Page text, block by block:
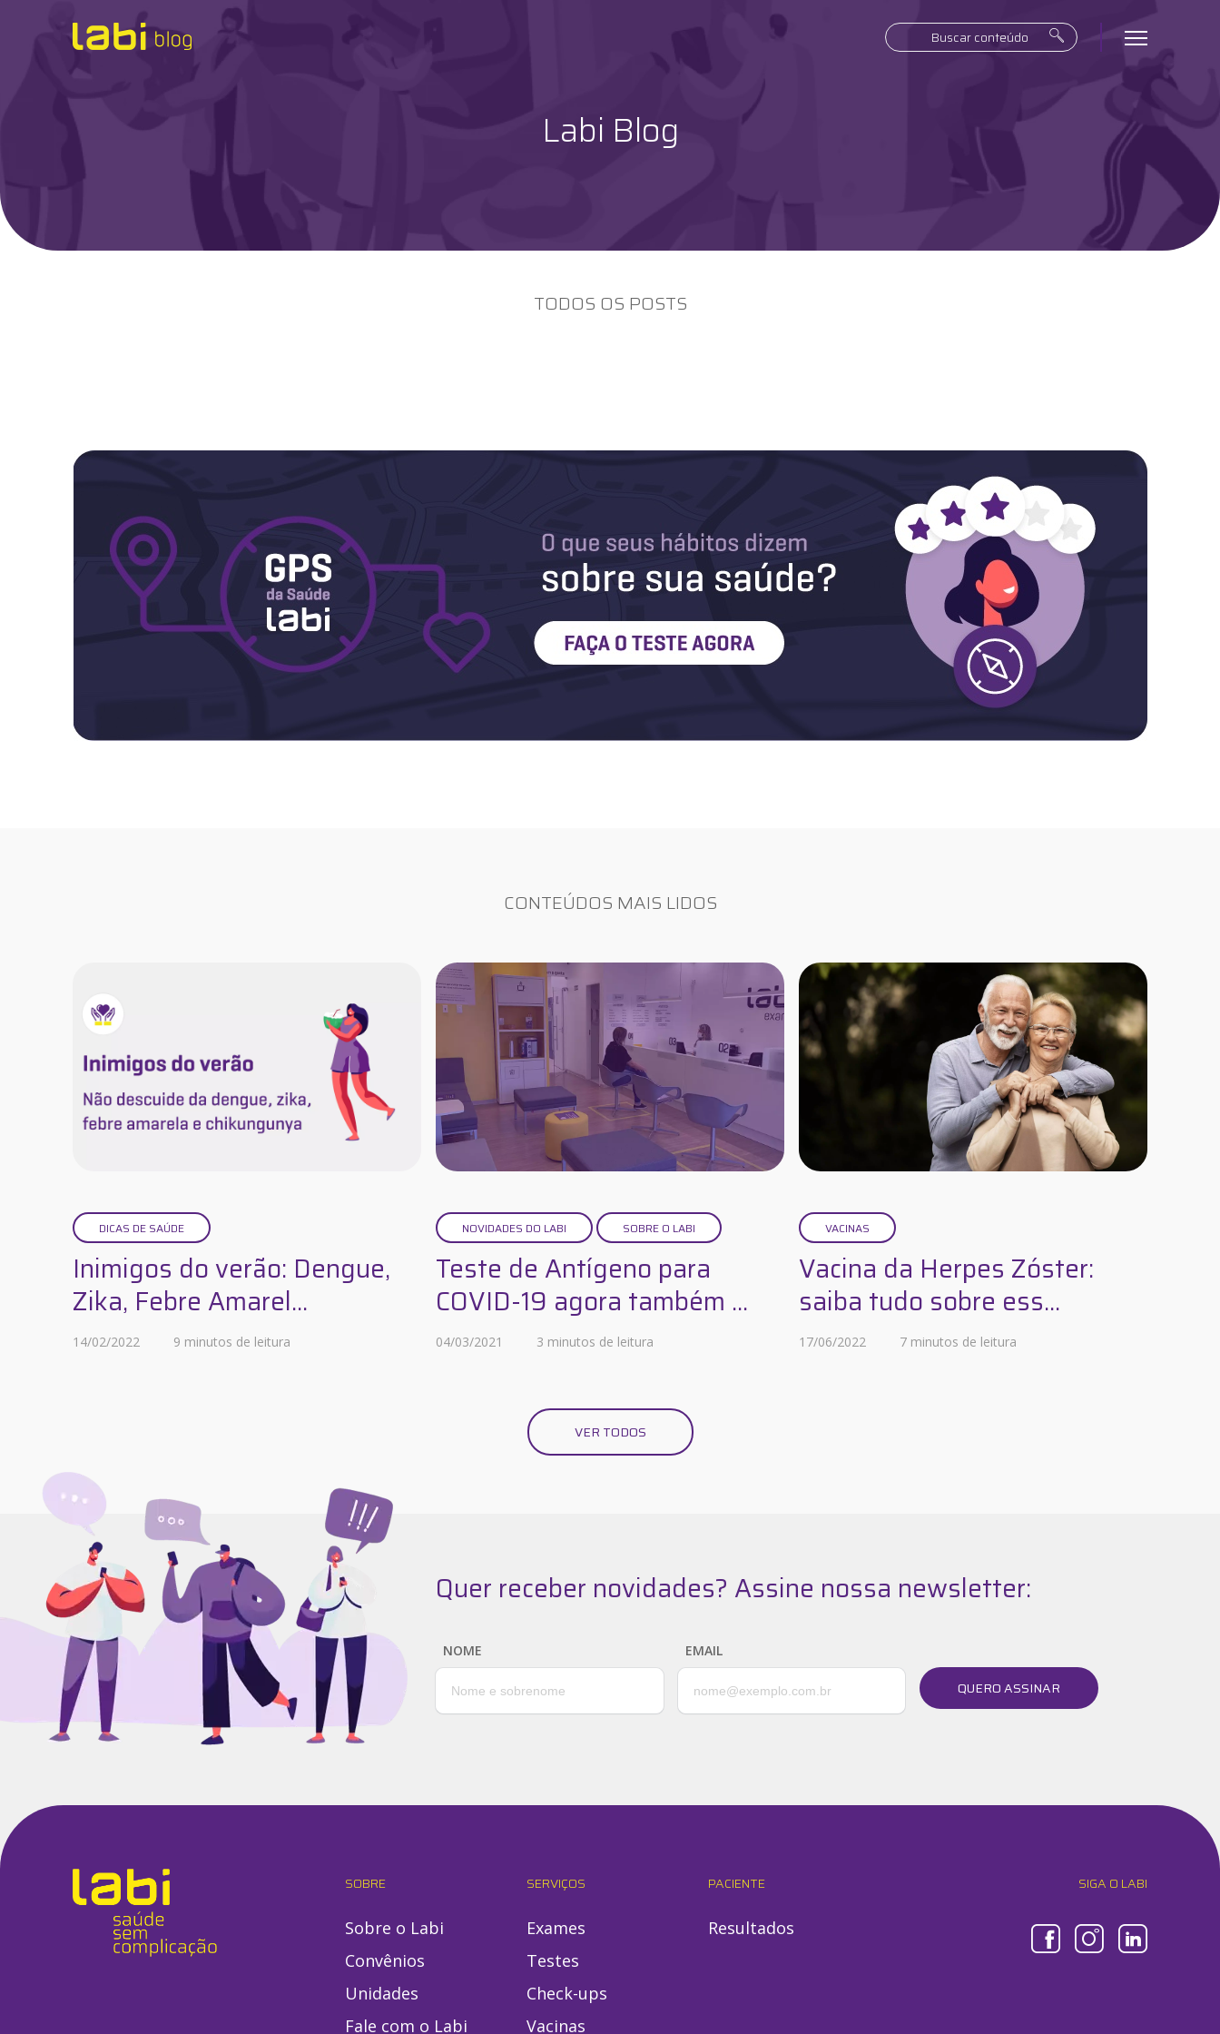
Coronavírus
Novidades do Labi
Saúde do Homem
Sobre o Labi
Labi Blog
TODOS OS POSTS
CONTEÚDOS MAIS LIDOS
DICAS DE SAÚDE
Inimigos do verão: Dengue,
Zika, Febre Amarel...
14/02/2022 9 minutos de leitura
NOVIDADES DO LABI SOBRE O LABI
Teste de Antígeno para
COVID-19 agora também ...
04/03/2021 3 minutos de leitura
VACINAS
Vacina da Herpes Zóster:
saiba tudo sobre ess...
17/06/2022 7 minutos de leitura
VER TODOS
Quer receber novidades? Assine nossa newsletter:
NOME EMAIL
QUERO ASSINAR
SOBRE
Sobre o Labi
Convênios
Unidades
Fale com o Labi
SERVIÇOS
Exames
Testes
Check-ups
Vacinas
PACIENTE
Resultados
SIGA O LABI